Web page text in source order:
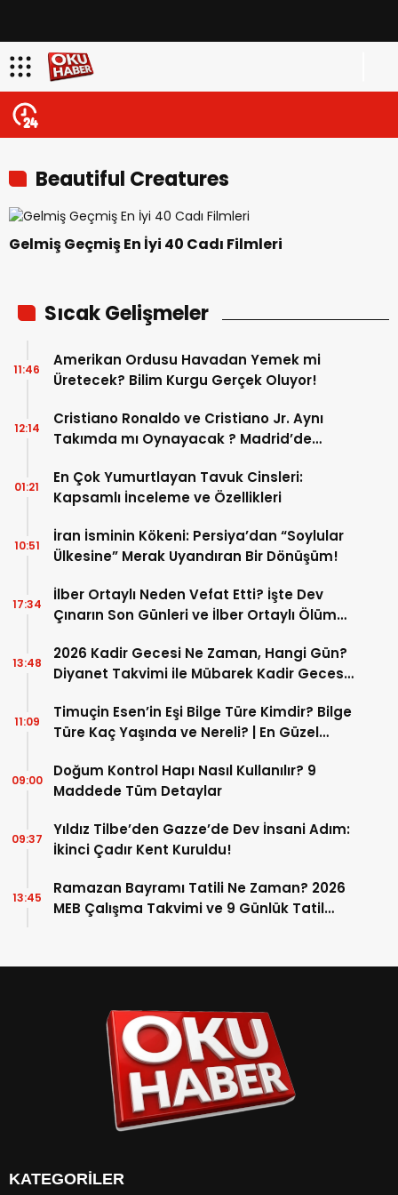
Beautiful Creatures
Gelmiş Geçmiş En İyi 40 Cadı Filmleri
Sıcak Gelişmeler
Amerikan Ordusu Havadan Yemek mi
Üretecek? Bilim Kurgu Gerçek Oluyor!
11:46
Cristiano Ronaldo ve Cristiano Jr. Aynı
Takımda mı Oynayacak ? Madrid’de
12:14
En Çok Yumurtlayan Tavuk Cinsleri:
Kapsamlı İnceleme ve Özellikleri
01:21
İran İsminin Kökeni: Persiya’dan “Soylular
Ülkesine” Merak Uyandıran Bir Dönüşüm!
10:51
İlber Ortaylı Neden Vefat Etti? İşte Dev
Çınarın Son Günleri ve İlber Ortaylı Ölüm
17:34
2026 Kadir Gecesi Ne Zaman, Hangi Gün?
Diyanet Takvimi ile Mübarek Kadir Gecesi
13:48
Timuçin Esen’in Eşi Bilge Türe Kimdir? Bilge
Türe Kaç Yaşında ve Nereli? | En Güzel
11:09
Doğum Kontrol Hapı Nasıl Kullanılır? 9
Maddede Tüm Detaylar
09:00
Yıldız Tilbe’den Gazze’de Dev İnsani Adım:
İkinci Çadır Kent Kuruldu!
09:37
Ramazan Bayramı Tatili Ne Zaman? 2026
MEB Çalışma Takvimi ve 9 Günlük Tatil
13:45
KATEGORİLER